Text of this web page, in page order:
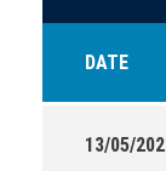
DATE
13/05/